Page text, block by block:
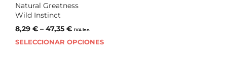
Natural Greatness
Wild Instinct
8,29 € – 47,35 € IVA inc.
SELECCIONAR OPCIONES